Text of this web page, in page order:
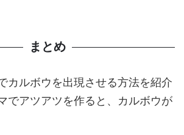
まとめ
カルボウを出現させる方法を紹介
でアツアツを作ると、カルボウが